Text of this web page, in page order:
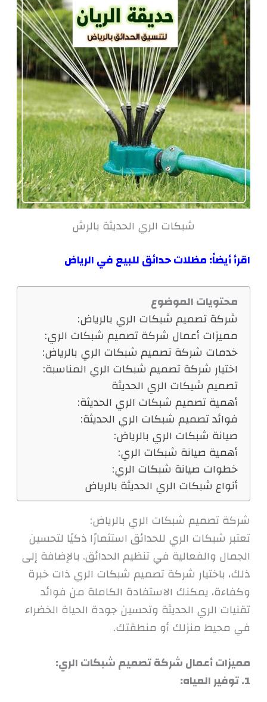
شبكات الري الحديثة بالرش
اقرأ أيضاً:مظلات حدائق للبيع في الرياض
محتويات الموضوع
شركة تصميم شبكات الري بالرياض:
مميزات أعمال شركة تصميم شبكات الري:
خدمات شركة تصميم شبكات الري بالرياض:
اختيار شركة تصميم شبكات الري المناسبة:
تصميم شيكات الري الحديثة
أهمية تصميم شبكات الري الحديثة:
فوائد تصميم شبكات الري الحديثة:
صيانة شبكات الري بالرياض:
أهمية صيانة شبكات الري:
خطوات صيانة شبكات الري:
أنواع شبكات الري الحديثة بالرياض
شركة تصميم شبكات الري بالرياض:
تعتبر شبكات الري للحدائق استثمارًا ذكيًا لتحسين
الجمال والفعالية في تنظيم الحدائق. بالإضافة إلى
ذلك، باختيار شركة تصميم شبكات الري ذات خبرة
وكفاءة، يمكنك الاستفادة الكاملة من فوائد
تقنيات الري الحديثة وتحسين جودة الحياة الخضراء
في محيط منزلك أو منطقتك.
مميزات أعمال شركة تصميم شبكات الري:
1. توفير المياه: